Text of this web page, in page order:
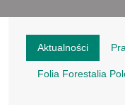
Aktualności
Folia Forestalia